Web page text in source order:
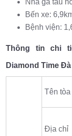
Bến xe:
Bệnh viện:
Thông tin chi
Diamond Time
Tên tòa
Địa chỉ